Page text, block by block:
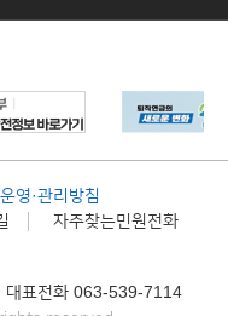
영·관리방침
자주찾는민원전화
대표전화 063-539-7114